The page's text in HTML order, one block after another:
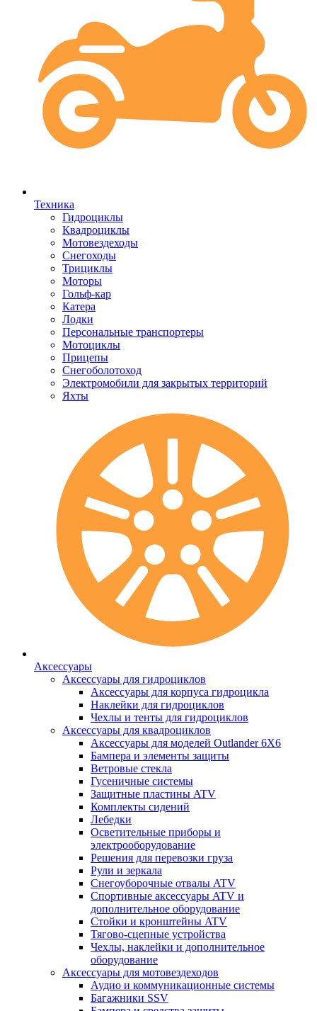
Техника
Гидроциклы
Квадроциклы
Мотовездеходы
Снегоходы
Трициклы
Моторы
Гольф-кар
Катера
Лодки
Персональные транспортеры
Мотоциклы
Прицепы
Снегоболотоход
Электромобили для закрытых территорий
Яхты
Аксессуары
Аксессуары для гидроциклов
Аксессуары для корпуса гидроцикла
Наклейки для гидроциклов
Чехлы и тенты для гидроциклов
Аксессуары для квадроциклов
Аксессуары для моделей Outlander 6X6
Бампера и элементы защиты
Ветровые стекла
Гусеничные системы
Защитные пластины ATV
Комплекты сидений
Лебедки
Осветительные приборы и
электрооборудование
Решения для перевозки груза
Рули и зеркала
Снегоуборочные отвалы ATV
Спортивные аксессуары ATV и
дополнительное оборудование
Стойки и кронштейны ATV
Тягово-сцепные устройства
Чехлы, наклейки и дополнительное
оборудование
Аксессуары для мотовездеходов
Аудио и коммуникационные системы
Багажники SSV